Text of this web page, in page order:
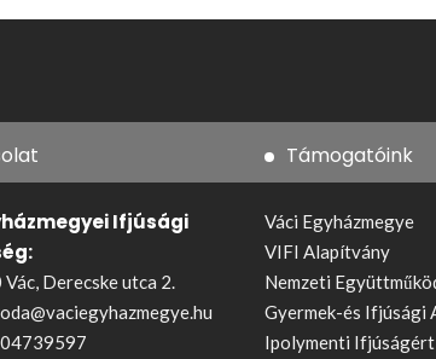
Ifjúsági
Derecske utca 2.
Támogatóink
Váci Egyházmegye
VIFI Alapítvány
Nemzeti
Gyermek-és Ifjúsági
Ipolymenti